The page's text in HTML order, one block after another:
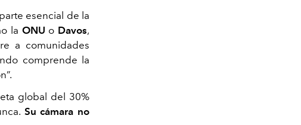
esencial de la
la ONU o Davos,
a comunidades
comprende la
global del 30%
Su cámara no